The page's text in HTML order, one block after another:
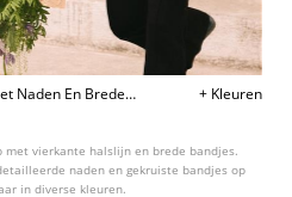
Naden En Brede
+ Kleuren
met vierkante halslijn en brede bandjes.
naden en gekruiste bandjes op
in diverse kleuren.